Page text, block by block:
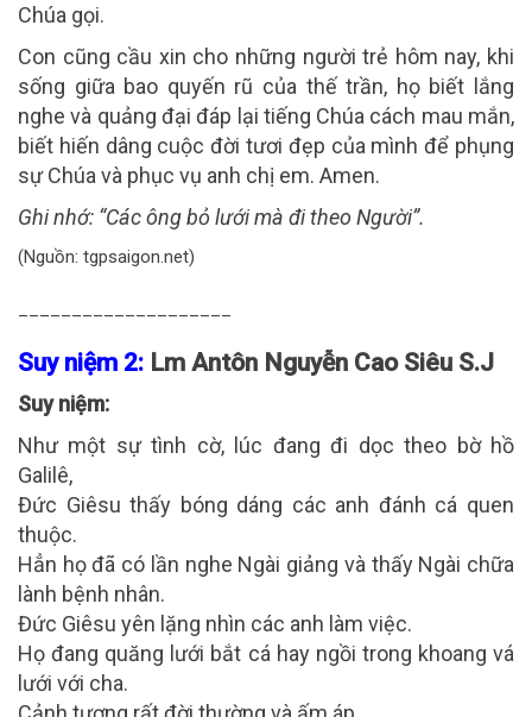
Chúa gọi.
Con cũng cầu xin cho những người trẻ hôm nay, khi
sống giữa bao quyến rũ của thế trần, họ biết lắng
nghe và quảng đại đáp lại tiếng Chúa cách mau mắn,
biết hiến dâng cuộc đời tươi đẹp của mình để phụng
sự Chúa và phục vụ anh chị em. Amen.
Ghi nhớ: “Các ông bỏ lưới mà đi theo Người”.
(Nguồn: tgpsaigon.net)
Suy niệm 2: Lm Antôn Nguyễn Cao Siêu S.J
Suy niệm:
Như một sự tình cờ, lúc đang đi dọc theo bờ hồ
Galilê,
Đức Giêsu thấy bóng dáng các anh đánh cá quen
thuộc.
Hẳn họ đã có lần nghe Ngài giảng và thấy Ngài chữa
lành bệnh nhân.
Đức Giêsu yên lặng nhìn các anh làm việc.
Họ đang quăng lưới bắt cá hay ngồi trong khoang vá
lưới với cha.